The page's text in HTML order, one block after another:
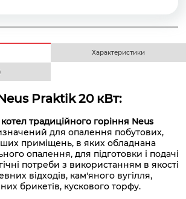
Характеристики
Praktik 20 кВт:
традиційного горіння Neus
для опалення побутових,
приміщень, в яких обладнана
опалення, для підготовки і подачі
потреби з використанням в якості
відходів, кам'яного вугілля,
брикетів, кускового торфу.